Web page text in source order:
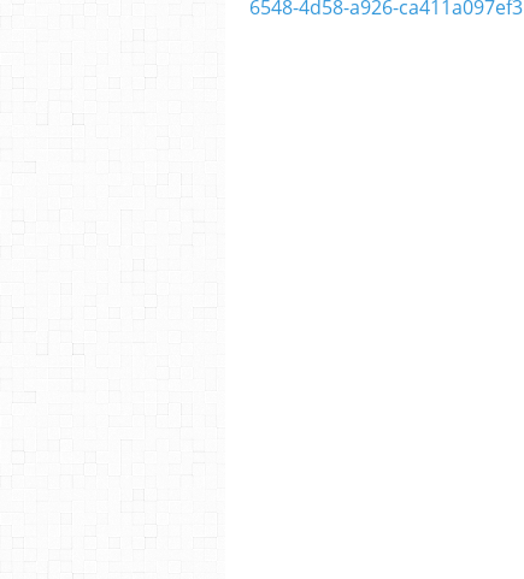
6548-4d58-a926-ca411a097ef3